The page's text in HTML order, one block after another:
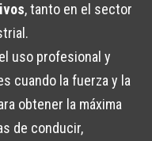
, tanto en el sector
uso profesional y
cuando la fuerza y la
obtener la máxima
de conducir,